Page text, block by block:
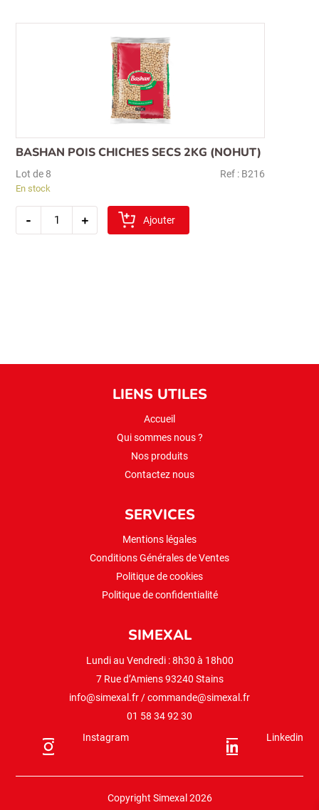
BASHAN POIS CHICHES SECS 2KG (NOHUT)
Lot de 8 Ref : B216
En stock
-
quantité
+ Ajouter
LIENS UTILES
Accueil
Qui sommes nous ?
Nos produits
Contactez nous
SERVICES
Mentions légales
Conditions Générales de Ventes
Politique de cookies
Politique de confidentialité
SIMEXAL
Lundi au Vendredi : 8h30 à 18h00
7 Rue d’Amiens 93240 Stains
info@simexal.fr /commande@simexal.fr
01 58 34 92 30
Instagram
Linkedin
Copyright Simexal 2026